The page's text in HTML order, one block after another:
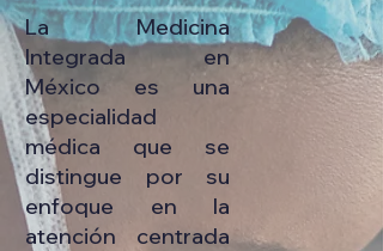
La Medicina
Integrada en
México es una
especialidad
médica que se
distingue por su
enfoque en la
atención centrada